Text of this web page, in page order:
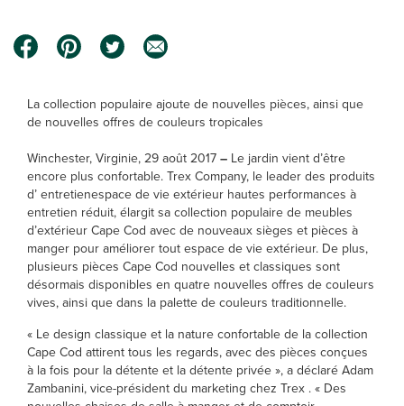
La collection populaire ajoute de nouvelles pièces, ainsi que
de nouvelles offres de couleurs tropicales
Winchester, Virginie, 29 août 2017– Le jardin vient d’être
encore plus confortable. Trex Company, le leader des produits
d’ entretienespace de vie extérieur hautes performances à
entretien réduit, élargit sa collection populaire de meubles
d’extérieur Cape Cod avec de nouveaux sièges et pièces à
manger pour améliorer tout espace de vie extérieur. De plus,
plusieurs pièces Cape Cod nouvelles et classiques sont
désormais disponibles en quatre nouvelles offres de couleurs
vives, ainsi que dans la palette de couleurs traditionnelle.
« Le design classique et la nature confortable de la collection
Cape Cod attirent tous les regards, avec des pièces conçues
à la fois pour la détente et la détente privée », a déclaré Adam
Zambanini, vice-président du marketing chez Trex . « Des